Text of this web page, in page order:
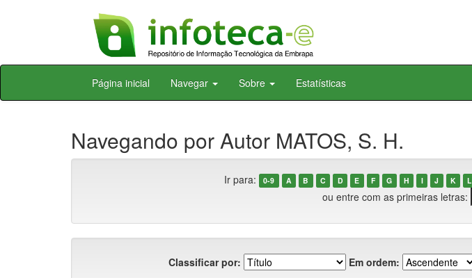
Skip
Página inicial Navegar Sobre Estatísticas
Navegando por Autor MATOS, S. H.
Ir para: 0-9 A B C D E F G H I J K L
ou entre com as primeiras letras:
Classificar por: Em ordem: